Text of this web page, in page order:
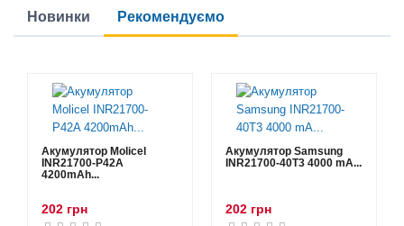
Новинки Рекомендуємо
Акумулятор Molicel
INR21700-P42A
4200mAh...
202 грн
Акумулятор Samsung
INR21700-40T3 4000 mA...
202 грн